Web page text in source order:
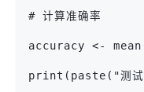
# 计算准确率
accuracy <-
print(paste("测